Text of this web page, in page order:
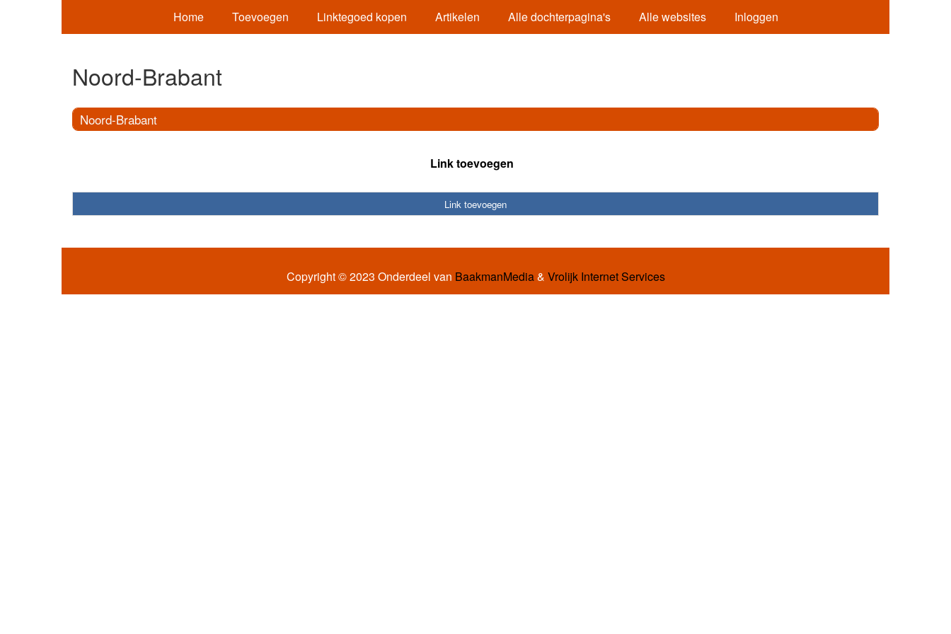
Home Toevoegen Linktegoed kopen Artikelen Alle dochterpagina's Alle websites Inloggen
Noord-Brabant
Noord-Brabant
Link toevoegen
Link toevoegen
Copyright © 2023 Onderdeel van BaakmanMedia& Vrolijk Internet Services